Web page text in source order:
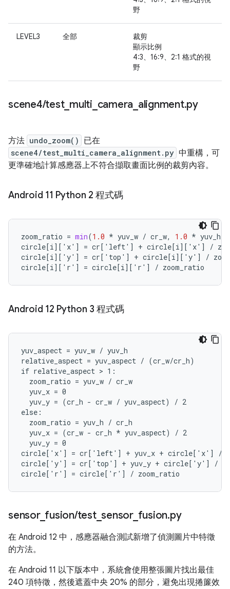
野
LEVEL3 全部
裁剪
顯示比例
4:3、16:9、2:1 格式的視
野
scene4/test_ multi camera alignment.py
方法 undo_zoom() 已在
scene4/test_multi_camera_alignment.py 中重構，可
更準確地計算感應器上不符合擷取畫面比例的裁剪內容。
Android 11 Python 2 程式碼
zoom_ratio = min(1.0 * yuv_w / cr_w, 1.0 * yuv_h
circle[i][ 'x' ] = cr[ 'left' ] + circle[i][ 'x' ] /
circle[i][ 'y' ] = cr[ 'top' ] + circle[i][ 'y' ] /
circle[i][ 'r' ] = circle[i][ 'r' ] / zoom_ratio
Android 12 Python 3 程式碼
yuv_aspect = yuv_w / yuv_h
relative_aspect = yuv_aspect / (cr_w/cr_h)
if relative_aspect > 1:
  zoom_ratio = yuv_w / cr_w
  yuv_x = 0
  yuv_y = (cr_h - cr_w / yuv_aspect) / 2
else:
  zoom_ratio = yuv_h / cr_h
  yuv_x = (cr_w - cr_h * yuv_aspect) / 2
  yuv_y = 0
circle['x'] = cr['left'] + yuv_x + circle['x'] /
circle['y'] = cr['top'] + yuv_y + circle['y'] /
sensor_ fusion/test_sensor_ fusion.py
在 Android 12 中，感應器融合測試新增了偵測圖片中特徵
的方法。
在 Android 11 以下版本中，系統會使用整張圖片找出最佳
240 項特徵，然後遮蓋中央 20% 的部分，避免出現捲簾效